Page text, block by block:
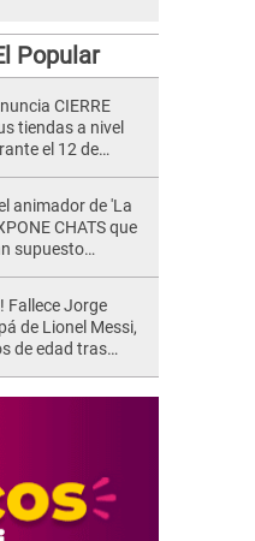
Popular
CIERRE
tiendas a nivel
el 12 de
animador de 'La
CHATS que
supuesto
a tener pareja
Fallece Jorge
de Lionel Messi,
de edad tras